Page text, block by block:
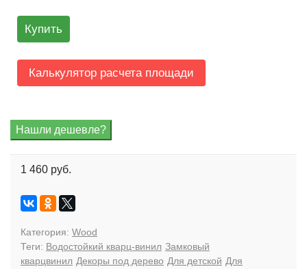
Купить
Калькулятор расчета площади
1 460 руб.
Категория: Wood
Теги: Водостойкий кварц-винил Замковый
кварцвинил Декоры под дерево Для детской Для